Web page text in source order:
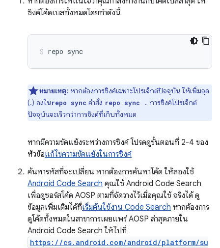
ซิงค์โค้ดเบสทั้งหมดโดยทำดังนี้
repo sync
หมายเหตุ: หากต้องการซิงค์เฉพาะโปรเจ็กต์ปัจจุบัน ให้เพิ่มจุด
(.) ลงในrepo sync คำสั่ง repo sync . การซิงค์โปรเจ็กต์
ปัจจุบันจะเร็วกว่าการซิงค์ที่เก็บทั้งหมด
หากมีความขัดแย้งระหว่างการซิงค์ โปรดดูขั้นตอนที่ 2-4 ของ
หัวข้อแก้ไขความขัดแย้งในการซิงค์
ค้นหารหัสที่จะเปลี่ยน หากต้องการค้นหาโค้ด ให้ลองใช้
Android Code Search คุณใช้ Android Code Search
เพื่อดูซอร์สโค้ด AOSP ตามที่จัดวางไว้เมื่อคุณใช้ จริงได้ ดู
ข้อมูลเพิ่มเติมได้ที่เริ่มต้นใช้งาน Code Search หากต้องการ
ดูโค้ดทั้งหมดในสาขาการเผยแพร่ AOSP ล่าสุดภายใน
Android Code Search ให้ไปที่
https://cs.android.com/android/platform/su